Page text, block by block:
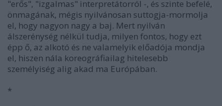
"erős", "izgalmas" interpretátorról -, és szinte befelé,
önmagának, mégis nyilvánosan suttogja-mormolja
el, hogy nagyon nagy a baj. Mert nyilván
álszerénység nélkül tudja, milyen fontos, hogy ezt
épp ő, az alkotó és ne valamelyik előadója mondja
el, hiszen nála koreográfiailag hitelesebb
személyiség alig akad ma Európában.
*